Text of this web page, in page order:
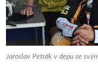
Jaroslav Petrák v depu se